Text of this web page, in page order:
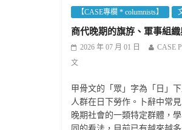
【CASE專欄 * columnists】
商代晚期的旗斿、軍事組織
2026 年 07 月 01 日 CASE
文
甲骨文的「眾」字為「日」
人群在日下勞作。卜辭中常
晚期社會的一類特定群體，